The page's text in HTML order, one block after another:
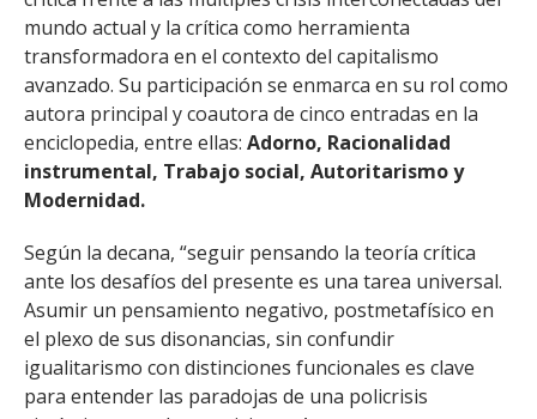
mundo actual y la crítica como herramienta
transformadora en el contexto del capitalismo
avanzado. Su participación se enmarca en su rol como
autora principal y coautora de cinco entradas en la
enciclopedia, entre ellas: Adorno, Racionalidad
instrumental, Trabajo social, Autoritarismo y
Modernidad.
Según la decana, “seguir pensando la teoría crítica
ante los desafíos del presente es una tarea universal.
Asumir un pensamiento negativo, postmetafísico en
el plexo de sus disonancias, sin confundir
igualitarismo con distinciones funcionales es clave
para entender las paradojas de una policrisis